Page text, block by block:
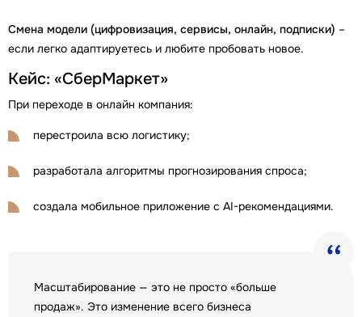
Смена модели (цифровизация, сервисы, онлайн, подписки) –
если легко адаптируетесь и любите пробовать новое.
Кейс: «СберМаркет»
При переходе в онлайн компания:
перестроила всю логистику;
разработала алгоритмы прогнозирования спроса;
создала мобильное приложение с AI-рекомендациями.
Масштабирование — это не просто «больше
продаж». Это изменение всего бизнеса